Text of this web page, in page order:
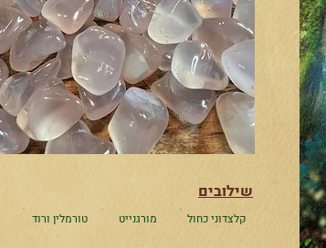
שילובים
קלצדוני כחול מורגנייט טורמלין ורוד